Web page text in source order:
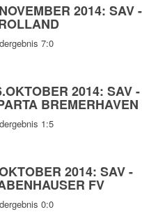
2014: SAV
7:0
2014: SAV
BREMERHAVEN
1:5
2014: SAV -
FV
0:0